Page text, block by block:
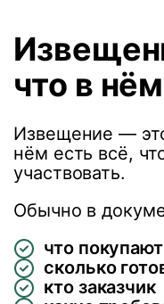
что в
Извещение —
нём есть всё,
участвовать.
Обычно в
что покупают
сколько
кто заказчик